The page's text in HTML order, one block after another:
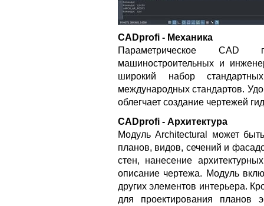
CADprofi - Механика
Параметрическое CAD
машиностроительных и
широкий набор
международных стандартов.
облегчает создание чертежей
CADprofi - Архитектура
Модуль Architectural может
планов, видов, сечений и
стен, нанесение
описание чертежа. Модуль
других элементов интерьера.
для проектирования планов